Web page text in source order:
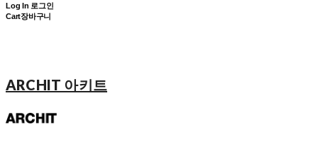
Log In 로그인
Cart장바구니
ARCHIT 아키트